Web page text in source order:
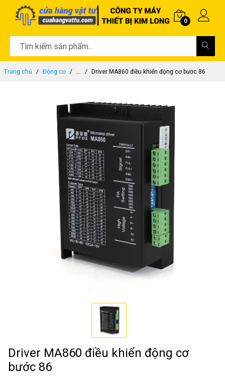
0
Trang chủ Động cơ ... Driver MA860 điều khiển động cơ bước 86
Driver MA860 điều khiển động cơ
bước 86